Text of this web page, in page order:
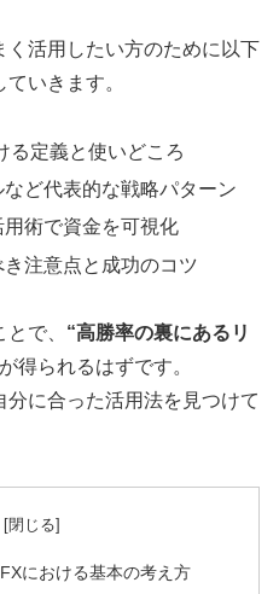
く活用したい方のために以下
いきます。
る定義と使いどころ
ど代表的な戦略パターン
術で資金を可視化
注意点と成功のコツ
で、 “高勝率の裏にあるリ
が得られるはずです。
に合った活用法を見つけて
における基本の考え方